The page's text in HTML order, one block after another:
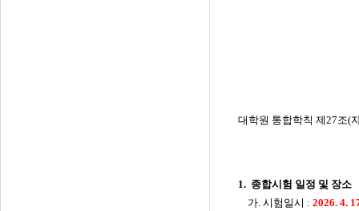
대학원 통합학칙 제27조(
1. 종합시험 일정 및 장소
가. 시험일시 : 2026. 4.